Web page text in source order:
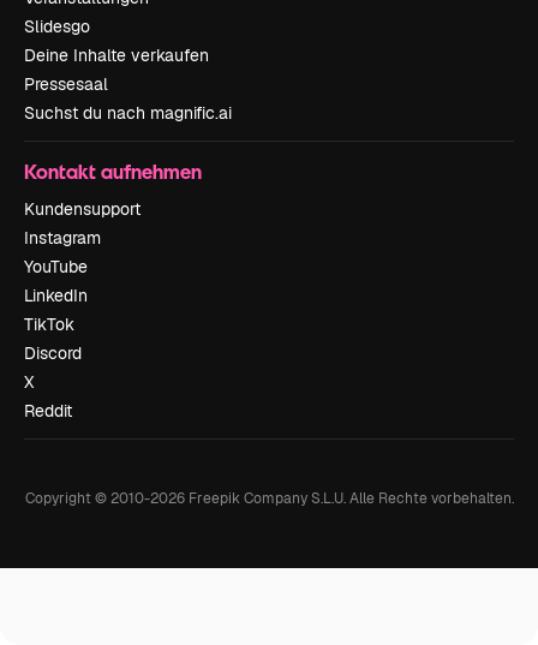
Slidesgo
Deine Inhalte verkaufen
Pressesaal
Suchst du nach magnific.ai
Kontakt aufnehmen
Kundensupport
Instagram
YouTube
LinkedIn
TikTok
Discord
X
Reddit
Copyright © 2010-2026Freepik Company S.L.U. Alle Rechte vorbehalten.